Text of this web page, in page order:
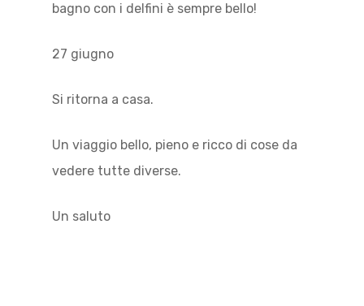
bagno con i delfini è sempre bello!
27 giugno
Si ritorna a casa.
Un viaggio bello, pieno e ricco di cose da
vedere tutte diverse.
Un saluto